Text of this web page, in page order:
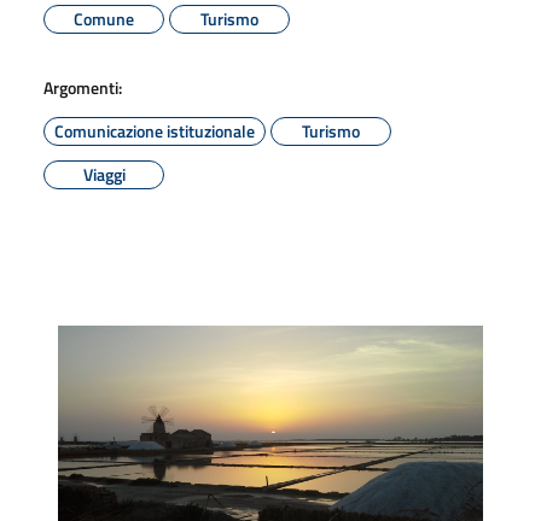
Comune
Turismo
Argomenti:
Comunicazione istituzionale
Turismo
Viaggi